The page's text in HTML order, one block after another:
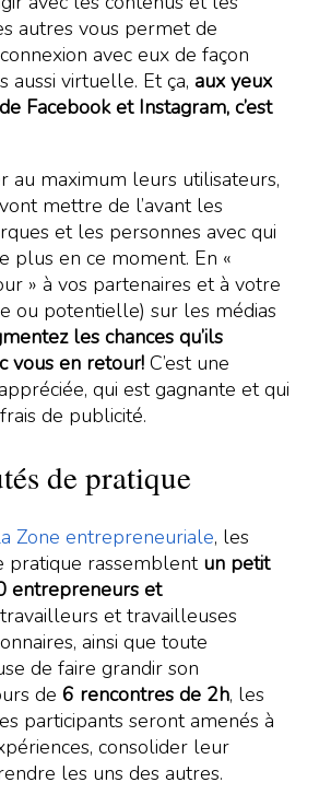
autres vous permet de
avec eux de façon
aussi virtuelle. Et ça, aux yeux
Facebook et Instagram, c’est
au maximum leurs utilisateurs,
mettre de l’avant les
et les personnes avec qui
plus en ce moment. En «
» à vos partenaires et à votre
ou potentielle) sur les médias
les chances qu’ils
vous en retour! C’est une
qui est gagnante et qui
de publicité.
de pratique
Zone entrepreneuriale, les
pratique rassemblent un petit
entrepreneurs et
travailleurs et travailleuses
ainsi que toute
de faire grandir son
de6 rencontres de 2h, les
participants seront amenés à
consolider leur
les uns des autres.